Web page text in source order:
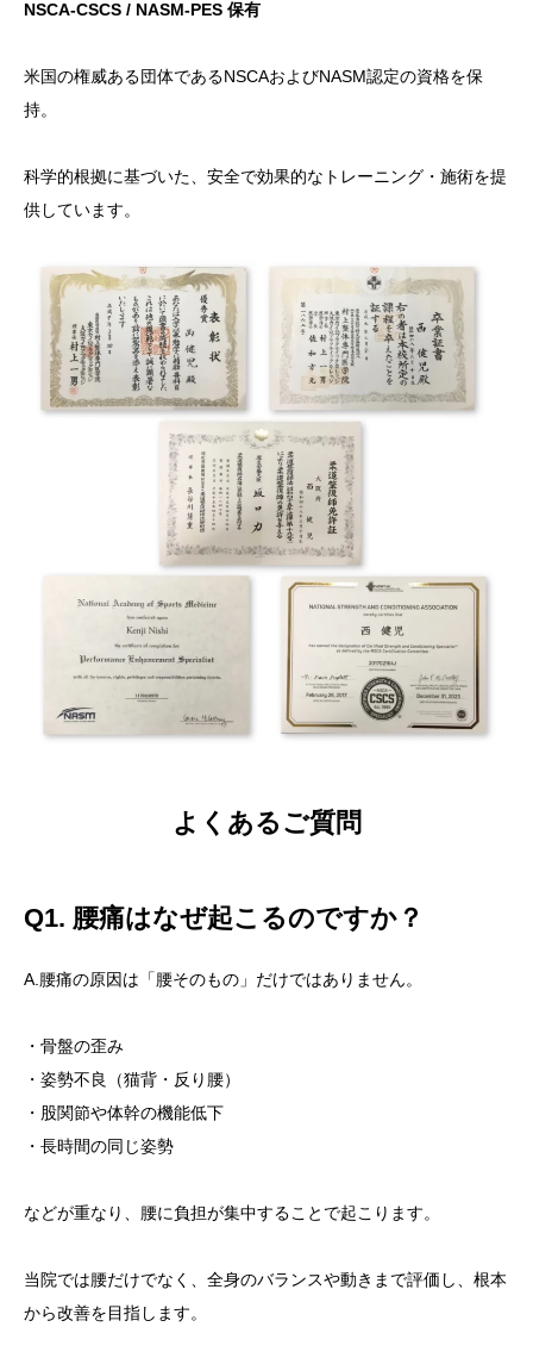
NSCA-CSCS / NASM-PES 保有
米国の権威ある団体であるNSCAおよびNASM認定の資格を保
持。
科学的根拠に基づいた、安全で効果的なトレーニング・施術を提
供しています。
よくあるご質問
Q1. 腰痛はなぜ起こるのですか？
A.腰痛の原因は「腰そのもの」だけではありません。
・骨盤の歪み
・姿勢不良（猫背・反り腰）
・股関節や体幹の機能低下
・長時間の同じ姿勢
などが重なり、腰に負担が集中することで起こります。
当院では腰だけでなく、全身のバランスや動きまで評価し、根本
から改善を目指します。